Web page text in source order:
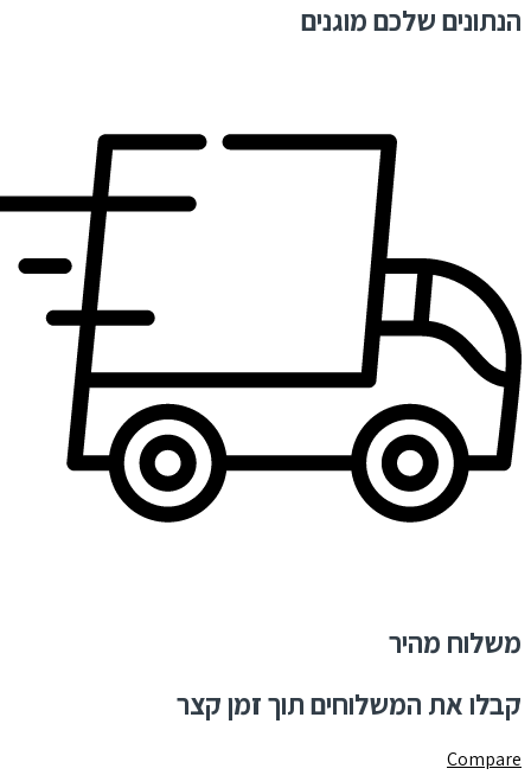
הנתונים שלכם מוגנים
משלוח מהיר
קבלו את המשלוחים תוך זמן קצר
Compare